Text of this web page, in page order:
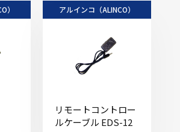
） アルインコ（ALINCO）
リモートコントロー
ルケーブル EDS-12